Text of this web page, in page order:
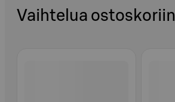
Vaihtelua ostoskoriin